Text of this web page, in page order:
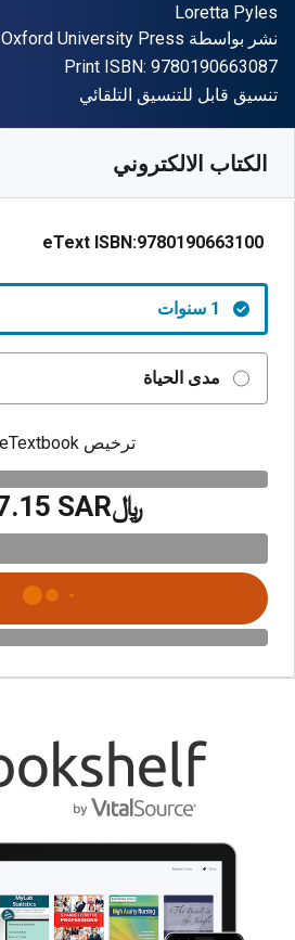
المؤلف (المؤلفون)
Loretta Pyles
الناشر
نشر بواسطة Oxford University Press
Print ISBN: 9780190663087
شكل
تنسيق قابل للتنسيق التلقائي
الكتاب الالكتروني
eText ISBN:9780190663100
1 سنوات
مدى الحياة
ترخيص eTextbook
﷼‎117.15 SAR